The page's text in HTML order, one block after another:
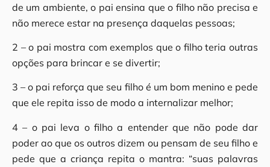
de um ambiente, o pai ensina que o filho não precisa e
não merece estar na presença daquelas pessoas;
2 – o pai mostra com exemplos que o filho teria outras
opções para brincar e se divertir;
3 – o pai reforça que seu filho é um bom menino e pede
que ele repita isso de modo a internalizar melhor;
4 – o pai leva o filho a entender que não pode dar
poder ao que os outros dizem ou pensam de seu filho e
pede que a criança repita o mantra: “suas palavras